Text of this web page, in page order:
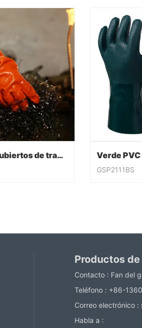
Guantes recubiertos de trabajo de PVC
GSP2111BS
Productos
Contacto : Fan del
Teléfono : +86-
Correo electrónico :
Habla a :